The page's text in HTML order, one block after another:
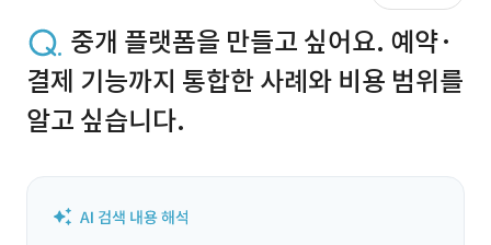
중개 플랫폼을 만들고 싶어요. 예약·
결제 기능까지 통합한 사례와 비용 범위를
알고 싶습니다.